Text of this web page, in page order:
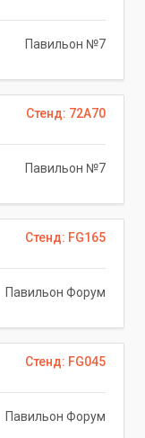
Павильон №7
Стенд: 72A70
Павильон №7
Стенд: FG165
Павильон Форум
Стенд: FG045
Павильон Форум